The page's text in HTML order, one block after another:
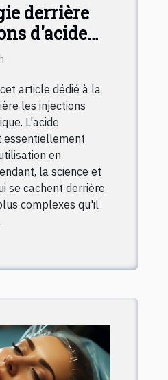
derrière
d'acide
:
article dédié à la
les injections
L'acide
essentiellement
en
la science et
se cachent derrière
complexes qu'il